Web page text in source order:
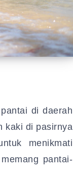
di daerah
kaki di pasirnya
menikmati
pantai-